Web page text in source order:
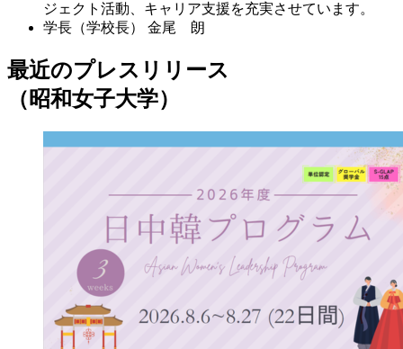
ジェクト活動、キャリア支援を充実させています。
学長（学校長）
金尾 朗
最近のプレスリリース
（昭和女子大学）